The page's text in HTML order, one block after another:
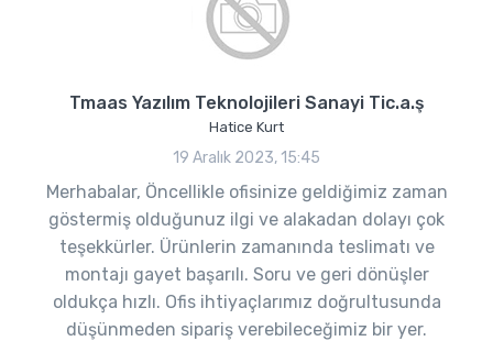
Tmaas Yazılım Teknolojileri Sanayi Tic.a.ş
Hatice Kurt
19 Aralık 2023, 15:45
Merhabalar, Öncellikle ofisinize geldiğimiz zaman
göstermiş olduğunuz ilgi ve alakadan dolayı çok
teşekkürler. Ürünlerin zamanında teslimatı ve
montajı gayet başarılı. Soru ve geri dönüşler
oldukça hızlı. Ofis ihtiyaçlarımız doğrultusunda
düşünmeden sipariş verebileceğimiz bir yer.